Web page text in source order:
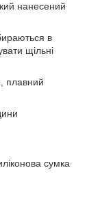
нанесений
в
щільні
плавний
сумка